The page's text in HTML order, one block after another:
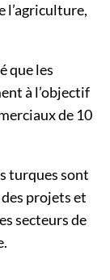
l’agriculture,
que les
à l’objectif
de 10
turques sont
projets et
secteurs de